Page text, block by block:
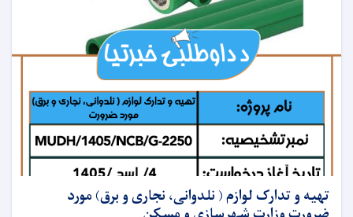
تهیه و تدارک لوازم ( نلدوانی، نجاری و برق) مورد